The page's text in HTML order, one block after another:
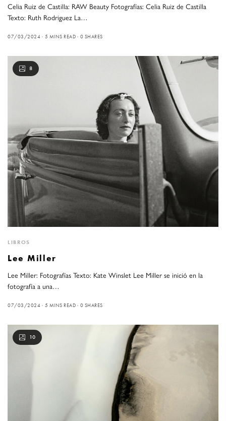
Celia Ruiz de Castilla: RAW Beauty Fotografías: Celia Ruiz de Castilla
Texto: Ruth Rodriguez La…
07/03/2024 5 MINS READ 0 SHARES
8
LIBROS
Lee Miller
Lee Miller: Fotografías Texto: Kate Winslet Lee Miller se inició en la
fotografía a una…
07/03/2024 5 MINS READ 0 SHARES
10